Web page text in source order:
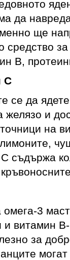
да
ще
средство
В,
С
се да
желязо и
на
съдържа
3
и витамин
за